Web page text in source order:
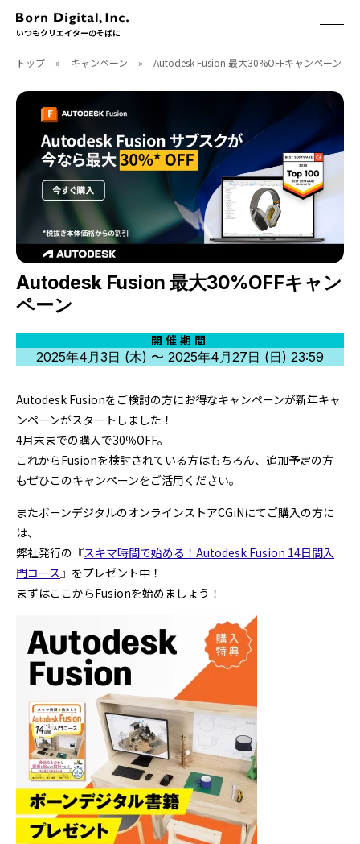
いつもクリエイターのそばに
ABOUT
CONTACT
RECRUIT
クリエイターズID
ACCESS
取扱製品
ソフトウェア
フォント
ハードウェア
ソフトウェアサポート
CGWORLD
月刊誌
別冊
CGWORLD.jp
BOOK
アート/イラスト
映像/映画/アニメ
ファッション/デザイン/他
SEMINAR
トレーニング
チュートリアル
スケジュール
x facebook
トップ » キャンペーン » Autodesk Fusion 最大30%OFFキャンペーン
Autodesk Fusion 最大30%OFFキャン
ペーン
開催期間
2025年4月3日 (木) 〜 2025年4月27日 (日) 23:59
Autodesk Fusionをご検討の方にお得なキャンペーンが新年キャ
ンペーンがスタートしました！
4月末までの購入で30％OFF。
これからFusionを検討されている方はもちろん、追加予定の方
もぜひこのキャンペーンをご活用ください。
またボーンデジタルのオンラインストアCGiNにてご購入の方に
は、
弊社発行の『スキマ時間で始める！Autodesk Fusion 14日間入
門コース 』をプレゼント中！
まずはここからFusionを始めましょう！